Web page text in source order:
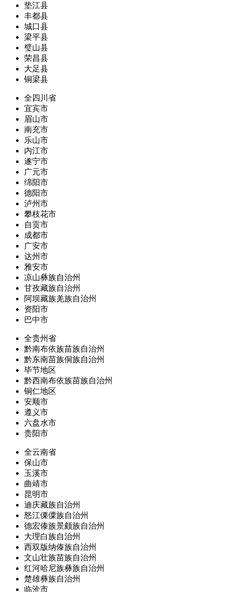
垫江县
丰都县
城口县
梁平县
璧山县
荣昌县
大足县
铜梁县
全四川省
宜宾市
眉山市
南充市
乐山市
内江市
遂宁市
广元市
绵阳市
德阳市
泸州市
攀枝花市
自贡市
成都市
广安市
达州市
雅安市
凉山彝族自治州
甘孜藏族自治州
阿坝藏族羌族自治州
资阳市
巴中市
全贵州省
黔南布依族苗族自治州
黔东南苗族侗族自治州
毕节地区
黔西南布依族苗族自治州
铜仁地区
安顺市
遵义市
六盘水市
贵阳市
全云南省
保山市
玉溪市
曲靖市
昆明市
迪庆藏族自治州
怒江傈僳族自治州
德宏傣族景颇族自治州
大理白族自治州
西双版纳傣族自治州
文山壮族苗族自治州
红河哈尼族彝族自治州
楚雄彝族自治州
临沧市